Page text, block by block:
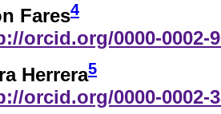
Fares4
orcid.org/0000-0002-
Herrera5
orcid.org/0000-0002-